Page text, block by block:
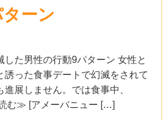
ーン
した男性の行動9パターン 女性と
誘った食事デートで幻滅をされて
進展しません。では食事中、
≫ [アメーバニュー […]